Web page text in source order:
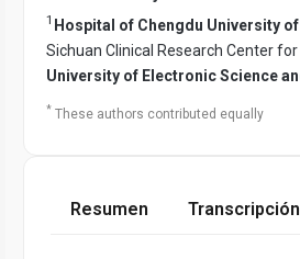
1 Hospital of Chengdu University
Sichuan Clinical Research Center
University of Electronic Science
* These authors contributed equally
Resumen Transcripción